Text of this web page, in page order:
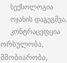
სექსოლოგია
ოჯახის დაგეგმვა,
კონტრაცეფცია
ორსულობა,
მშობიარობა,